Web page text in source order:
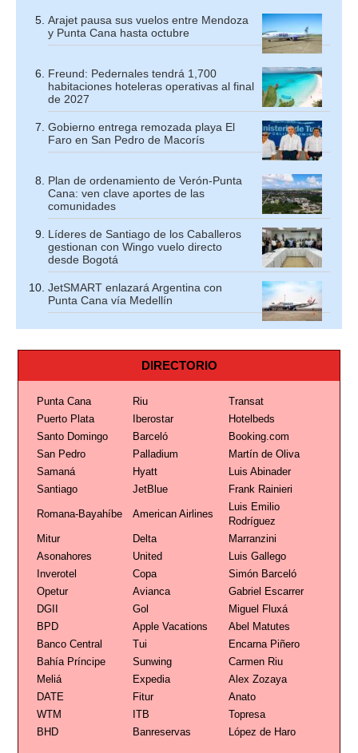
Arajet pausa sus vuelos entre Mendoza
y Punta Cana hasta octubre
Freund: Pedernales tendrá 1,700
habitaciones hoteleras operativas al final
de 2027
Gobierno entrega remozada playa El
Faro en San Pedro de Macorís
Plan de ordenamiento de Verón-Punta
Cana: ven clave aportes de las
comunidades
Líderes de Santiago de los Caballeros
gestionan con Wingo vuelo directo
desde Bogotá
JetSMART enlazará Argentina con
Punta Cana vía Medellín
DIRECTORIO
Punta Cana Riu
Transat
Puerto Plata
Iberostar
Hotelbeds
Santo Domingo
Barceló
Booking.com
San Pedro
Palladium
Martín de Oliva
Samaná
Hyatt
Luis Abinader
Santiago
JetBlue Frank Rainieri
Romana-Bayahíbe American Airlines
Luis Emilio
Rodríguez
Mitur
Delta
Marranzini
Asonahores
United
Luis Gallego
Inverotel
Copa
Simón Barceló
Opetur
Avianca
Gabriel Escarrer
DGII
Gol
Miguel Fluxá
BPD
Apple Vacations
Abel Matutes
Banco Central
Tui
Encarna Piñero
Bahía Príncipe
Sunwing
Carmen Riu
Meliá
Expedia
Alex Zozaya
DATE
Fitur
Anato
WTM
ITB
Topresa
BHD
Banreservas López de Haro